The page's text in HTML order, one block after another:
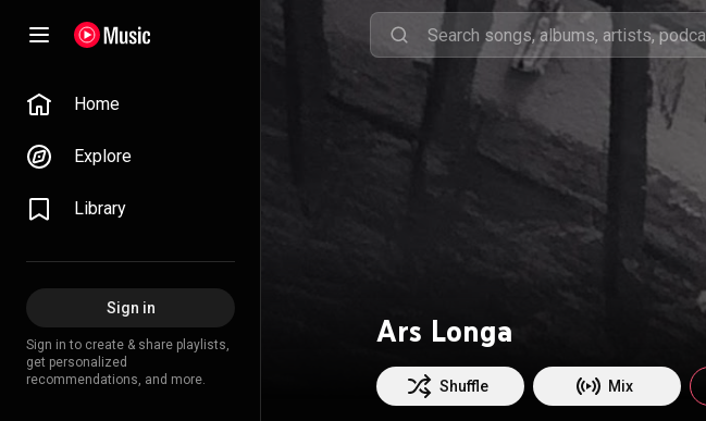
Home
Explore
Library
Sign in
Sign in to create & share playlists,
get personalized
recommendations, and more.
Ars Longa
Shuffle Mix